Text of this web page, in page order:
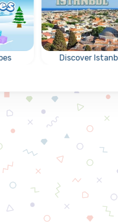
Discover Istanbul
plekjes in Istanbul.